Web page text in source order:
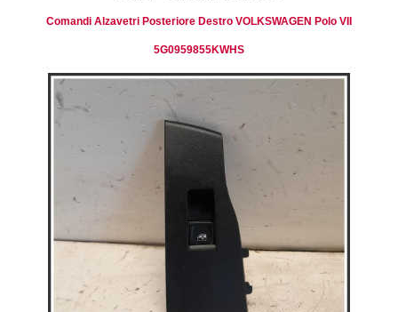
Comandi Alzavetri Posteriore Destro VOLKSWAGEN Polo VII
5G0959855KWHS